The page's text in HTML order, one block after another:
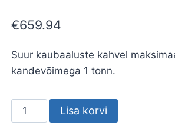
€659.94
Suur kaubaaluste kahvel
kandevõimega 1 tonn.
Kaubaaluse
kahvel
Lisa korvi